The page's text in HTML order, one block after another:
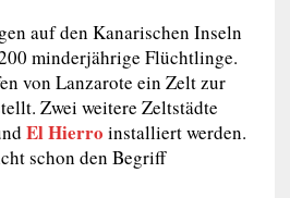
auf den Kanarischen Inseln
minderjährige Flüchtlinge.
von Lanzarote ein Zelt zur
Zwei weitere Zeltstädte
El Hierro installiert werden.
schon den Begriff